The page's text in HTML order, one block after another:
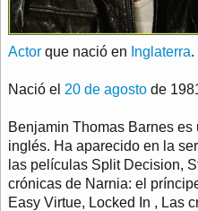
Actor que nació en Inglaterra.
Nació el 20 de agosto de
Benjamin Thomas Barnes es
inglés. Ha aparecido en la
las películas Split Decision,
crónicas de Narnia: el
Easy Virtue, Locked In , Las